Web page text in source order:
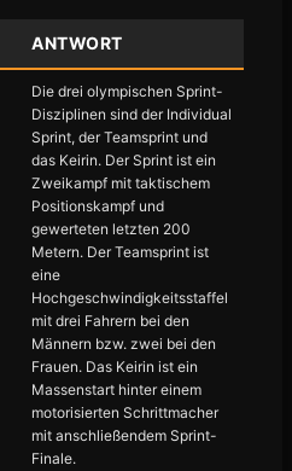
ANTWORT
Die drei olympischen Sprint-
Disziplinen sind der Individual
Sprint, der Teamsprint und
das Keirin. Der Sprint ist ein
Zweikampf mit taktischem
Positionskampf und
gewerteten letzten 200
Metern. Der Teamsprint ist
eine
Hochgeschwindigkeitsstaffel
mit drei Fahrern bei den
Männern bzw. zwei bei den
Frauen. Das Keirin ist ein
Massenstart hinter einem
motorisierten Schrittmacher
mit anschließendem Sprint-
Finale.